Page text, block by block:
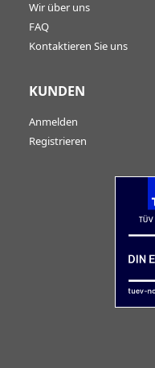
Wir über uns
FAQ
Kontaktieren Sie uns
KUNDEN
Anmelden
Registrieren